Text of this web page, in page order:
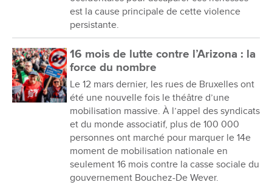
est la cause principale de cette violence
persistante.
16 mois de lutte contre l’Arizona : la
force du nombre
Le 12 mars dernier, les rues de Bruxelles ont
été une nouvelle fois le théâtre d’une
mobilisation massive. À l’appel des syndicats
et du monde associatif, plus de 100 000
personnes ont marché pour marquer le 14e
moment de mobilisation nationale en
seulement 16 mois contre la casse sociale du
gouvernement Bouchez-De Wever.